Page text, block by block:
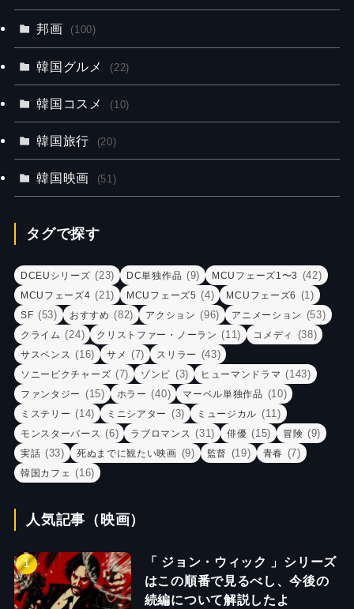
邦画 (100)
韓国グルメ (22)
韓国コスメ (10)
韓国旅行 (20)
韓国映画 (51)
タグで探す
DCEUシリーズ (23) DC単独作品 (9) MCUフェーズ1〜3 (42)
MCUフェーズ4 (21) MCUフェーズ5 (4) MCUフェーズ6 (1)
SF (53) おすすめ (82) アクション (96) アニメーション (53)
クライム (24) クリストファー・ノーラン (11) コメディ (38)
サスペンス (16) サメ (7) スリラー (43)
ソニーピクチャーズ (7) ゾンビ (3) ヒューマンドラマ (143)
ファンタジー (15) ホラー (40) マーベル単独作品 (10)
ミステリー (14) ミニシアター (3) ミュージカル (11)
モンスターバース (6) ラブロマンス (31) 俳優 (15) 冒険 (9)
実話 (33) 死ぬまでに観たい映画 (9) 監督 (19) 青春 (7)
韓国カフェ (16)
人気記事（映画）
「 ジョン・ウィック 」シリーズ
はこの順番で見るべし、今後の
続編について解説したよ